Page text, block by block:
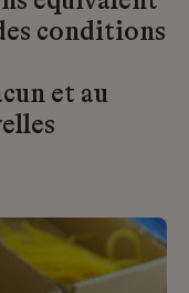
conditions
et au